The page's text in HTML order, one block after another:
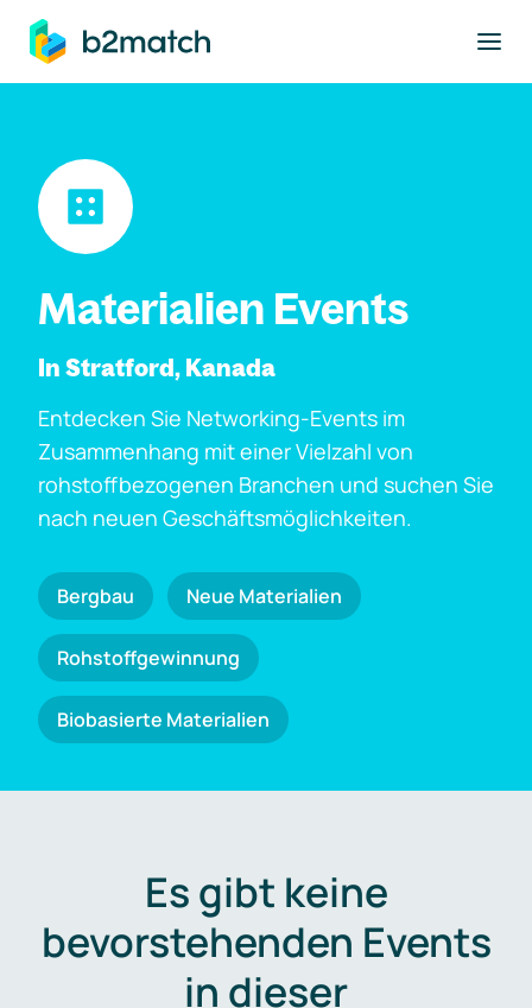
springen
Materialien Events
In Stratford, Kanada
Entdecken Sie Networking-Events im
Zusammenhang mit einer Vielzahl von
rohstoffbezogenen Branchen und suchen Sie
nach neuen Geschäftsmöglichkeiten.
Bergbau Neue Materialien
Rohstoffgewinnung
Biobasierte Materialien
Es gibt keine
bevorstehenden Events
in dieser